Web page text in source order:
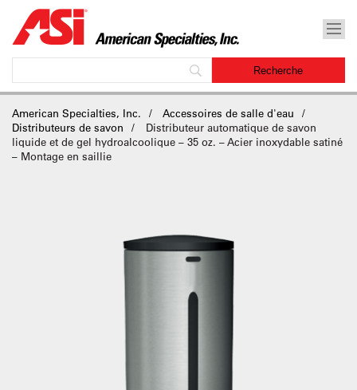
American Specialties, Inc.
Accessoires de salle d'eau
Distributeurs de savon
Distributeur automatique de savon
liquide et de gel hydroalcoolique – 35 oz. – Acier inoxydable satiné
– Montage en saillie